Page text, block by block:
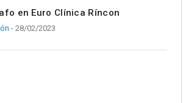
en Euro Clínica Ríncon
- 28/02/2023